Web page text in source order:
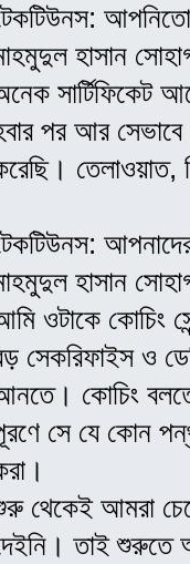
হাসান
সার্টিফিকেট
পর আর সেভাবে
তেলাওয়াত,
হাসান
ওটাকে কোচিং
সেকরিফাইস ও
কোচিং বলতে
সে যে কোন
থেকেই আমরা
তাই শুরুতে